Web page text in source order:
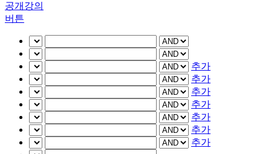
공개강의
버튼
추가
추가
추가
추가
추가
추가
추가